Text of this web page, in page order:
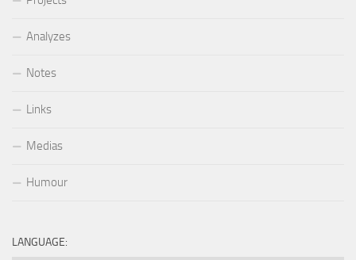
Analyzes
Notes
Links
Medias
Humour
LANGUAGE: